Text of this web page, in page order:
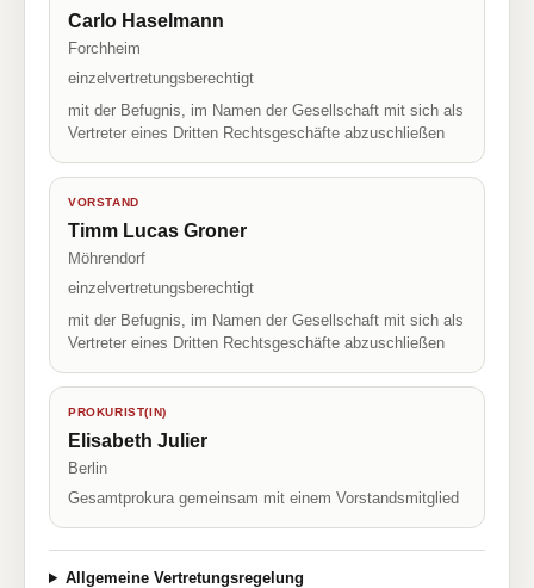
Carlo Haselmann
Forchheim
einzelvertretungsberechtigt
mit der Befugnis, im Namen der Gesellschaft mit sich als
Vertreter eines Dritten Rechtsgeschäfte abzuschließen
VORSTAND
Timm Lucas Groner
Möhrendorf
einzelvertretungsberechtigt
mit der Befugnis, im Namen der Gesellschaft mit sich als
Vertreter eines Dritten Rechtsgeschäfte abzuschließen
PROKURIST(IN)
Elisabeth Julier
Berlin
Gesamtprokura gemeinsam mit einem Vorstandsmitglied
Allgemeine Vertretungsregelung